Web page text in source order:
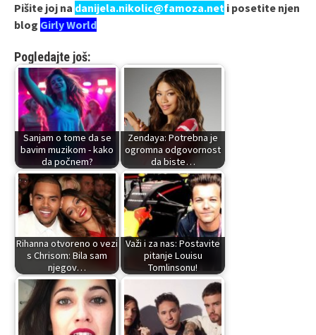
Pišite joj na danijela.nikolic@famoza.net i posetite njen
blog Girly World
Pogledajte još:
Sanjam o tome da se
bavim muzikom - kako
da počnem?
Zendaya: Potrebna je
ogromna odgovornost
da biste…
Rihanna otvoreno o vezi
s Chrisom: Bila sam
njegov…
Važi i za nas: Postavite
pitanje Louisu
Tomlinsonu!